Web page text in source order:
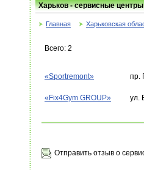
Харьков - сервисные
Главная Харьковская
Всего: 2
«Sportremont» пр.
«Fix4Gym GROUP» ул.
Отправить отзыв о